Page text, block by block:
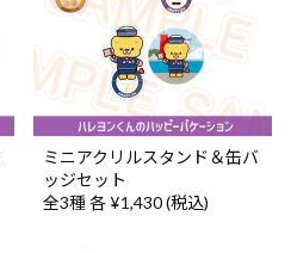
ミニアクリルスタンド＆缶バ
ッジセット
全3種 各 ¥1,430 (税込)